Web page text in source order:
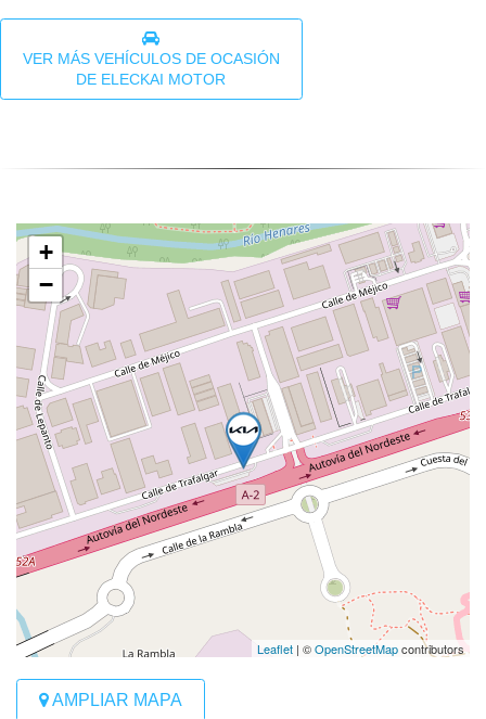
VER MÁS VEHÍCULOS DE OCASIÓN
DE ELECKAI MOTOR
+
−
Leaflet | ©OpenStreetMapcontributors
AMPLIAR MAPA